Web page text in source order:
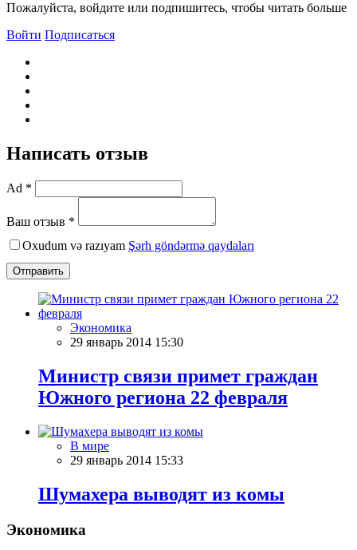
Пожалуйста, войдите или подпишитесь, чтобы читать больше
Войти Подписаться
Написать отзыв
Ad *
Ваш отзыв *
Oxudum və razıyam Şərh göndərmə qaydaları
Отправить
Экономика
29 январь 2014 15:30
Министр связи примет граждан
Южного региона 22 февраля
В мире
29 январь 2014 15:33
Шумахера выводят из комы
Экономика